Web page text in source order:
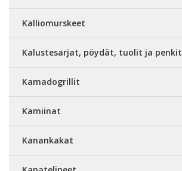
Kalliomurskeet
Kalustesarjat, pöydät, tuolit ja penkit
Kamadogrillit
Kamiinat
Kanankakat